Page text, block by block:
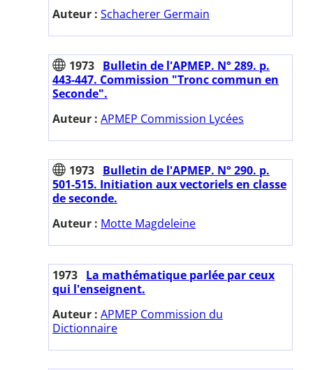
Auteur : Schacherer Germain
1973 Bulletin de l'APMEP. N° 289. p.
443-447. Commission "Tronc commun en
Seconde".
Auteur : APMEP Commission Lycées
1973 Bulletin de l'APMEP. N° 290. p.
501-515. Initiation aux vectoriels en classe
de seconde.
Auteur : Motte Magdeleine
1973 La mathématique parlée par ceux
qui l'enseignent.
Auteur : APMEP Commission du
Dictionnaire